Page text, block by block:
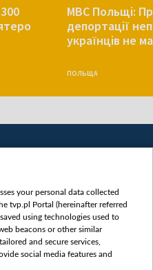
МВС Польщі:
депортації
українців не
ПОЛЬЩА
your personal data collected
tvp.pl Portal (hereinafter referred
using technologies used to
beacons or other similar
and secure services,
social media features and